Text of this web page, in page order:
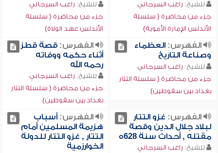
للشيخ: راغب السرجاني
جزء من محاضرة ( سلسلة
الأندلس الإمارة الأموية)
للشيخ: راغب السرجاني
جزء من محاضرة ( سلسلة
الأندلس عهد الولاة)
الفهرس:العظماء
وصناعة التاريخ
للشيخ: راغب السرجاني
جزء من محاضرة ( سلسلة التتار
بغداد بين سقوطين)
الفهرس:قصة قطز
أثناء حكمه ووفاته
رحمه الله
للشيخ: راغب السرجاني
جزء من محاضرة ( سلسلة التتار
بغداد بين سقوطين)
الفهرس: غزو التتار
لبلاد جلال الدين وقصة
مقتله , أحداث سنة 628ه
للشيخ: راغب السرجاني
الفهرس:أسباب
هزيمة المسلمين أمام
التتار , غزو التتار للدولة
الخوارزمية